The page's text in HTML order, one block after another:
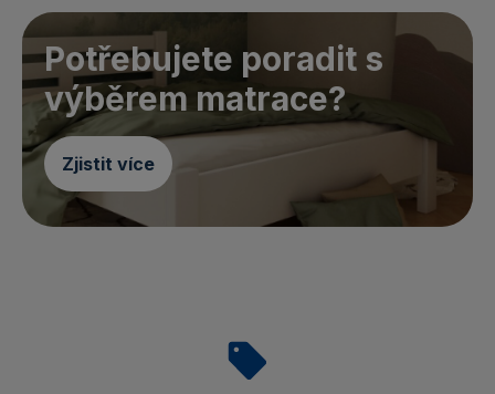
Potřebujete poradit s
výběrem matrace?
Zjistit více